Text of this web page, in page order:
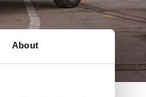
About